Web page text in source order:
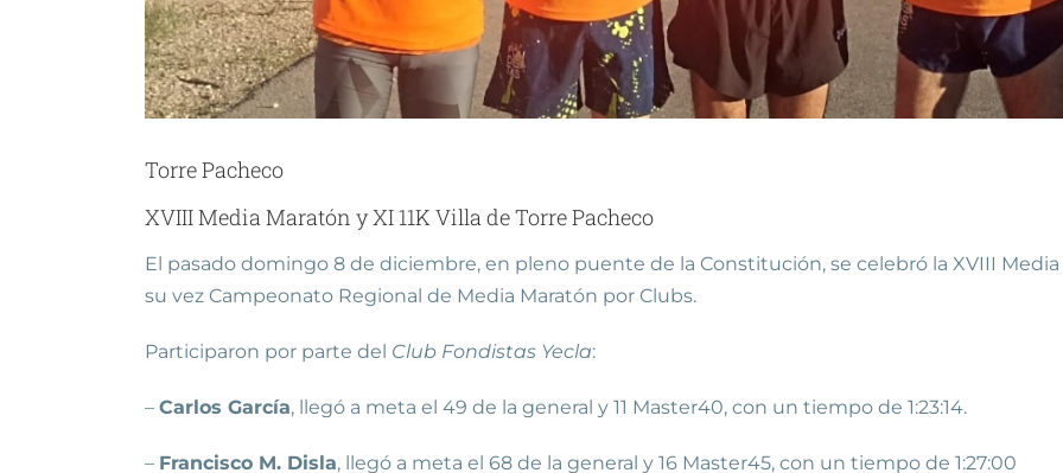
Torre Pacheco
XVIII Media Maratón y XI 11K Villa de Torre Pacheco
El pasado domingo 8 de diciembre, en pleno puente de la Constitución, se celebró la XVIII Media
su vez Campeonato Regional de Media Maratón por Clubs.
Participaron por parte del Club Fondistas Yecla:
– Carlos García, llegó a meta el 49 de la general y 11 Master40, con un tiempo de 1:23:14.
– Francisco M. Disla, llegó a meta el 68 de la general y 16 Master45, con un tiempo de 1:27:00